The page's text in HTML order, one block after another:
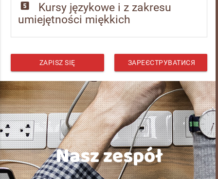
looks_5
Kursy językowe i z zakresu
umiejętności miękkich
ZAPISZ SIĘ ЗАРЕЄСТРУВАТИСЯ
Nasz zespół